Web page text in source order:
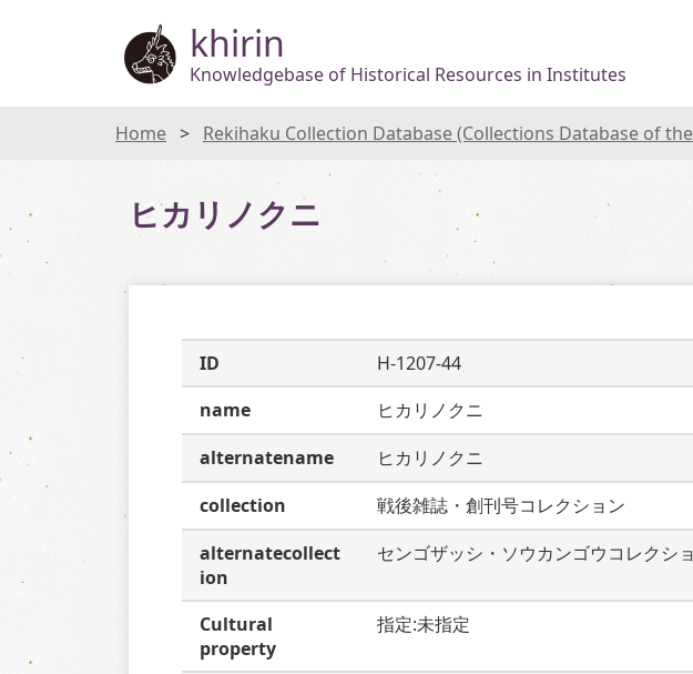
khirin
Knowledgebase of Historical Resources in Institutes
Home Rekihaku Collection Database (Collections Database of
ヒカリノクニ
ID
H-1207-44
name
ヒカリノクニ
alternatename
ヒカリノクニ
collection
戦後雑誌・創刊号コレクション
alternatecollect
ion
センゴザッシ・ソウカンゴウコレクシ
Cultural
property
指定:未指定